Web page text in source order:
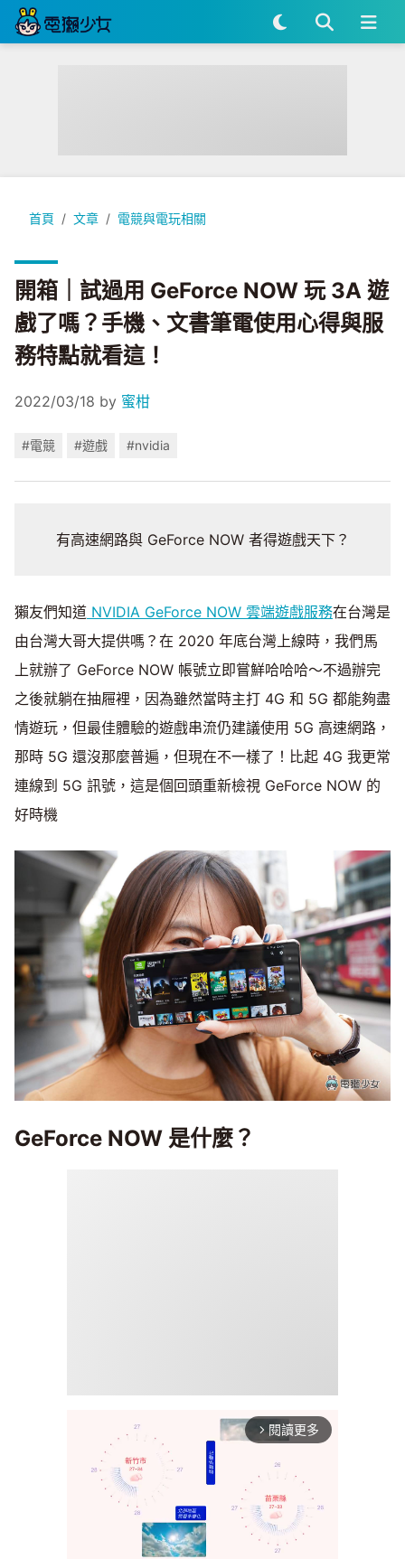
首頁 文章 電競與電玩相關
開箱｜試過用 GeForce NOW 玩 3A 遊戲了嗎？手機、文書筆
開箱｜試過用 GeForce NOW 玩 3A 遊
戲了嗎？手機、文書筆電使用心得與服
務特點就看這！
2022/03/18 by 蜜柑
#電競 #遊戲 #nvidia
有高速網路與 GeForce NOW 者得遊戲天下？
獺友們知道 NVIDIA GeForce NOW 雲端遊戲服務在台灣是
由台灣大哥大提供嗎？在 2020 年底台灣上線時，我們馬
上就辦了 GeForce NOW 帳號立即嘗鮮哈哈哈～不過辦完
之後就躺在抽屜裡，因為雖然當時主打 4G 和 5G 都能夠盡
情遊玩，但最佳體驗的遊戲串流仍建議使用 5G 高速網路，
那時 5G 還沒那麼普遍，但現在不一樣了！比起 4G 我更常
連線到 5G 訊號，這是個回頭重新檢視 GeForce NOW 的
好時機
GeForce NOW 是什麼？
arrow_forward_ios 閱讀更多